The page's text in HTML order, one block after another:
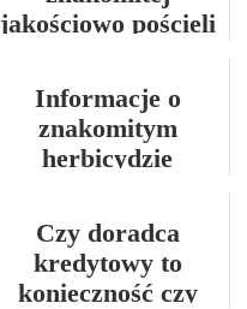
jakościowo pościeli
Informacje o
znakomitym
herbicydzie
Czy doradca
kredytowy to
konieczność czy